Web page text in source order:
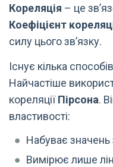
Кореляція – це
Коефіцієнт
силу цього зв’язку.
Існує кілька
Найчастіше
кореляціїПірсона.
властивості:
Набуває значень
Вимірює лише